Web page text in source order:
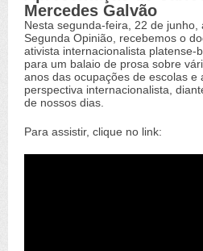
Mercedes Galvão
Nesta segunda-feira, 22 de
Segunda Opinião, recebemos o
ativista internacionalista platense-
para um balaio de prosa sobre
anos das ocupações de escolas e
perspectiva internacionalista,
de nossos dias.
Para assistir, clique no link: